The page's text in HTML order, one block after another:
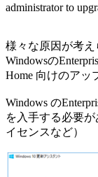
administrator to
様々な原因が考
Windowsの
Home 向けのアッ
Windows の
を入手する必要
イセンスなど）